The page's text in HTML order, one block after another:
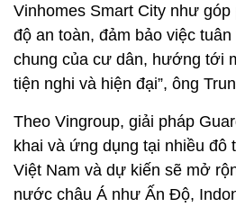
Vinhomes Smart City như
độ an toàn, đảm bảo việc
chung của cư dân, hướng tới
tiện nghi và hiện đại”, ông
Theo Vingroup, giải pháp
khai và ứng dụng tại nhiều đô
Việt Nam và dự kiến sẽ mở
nước châu Á như Ấn Độ,